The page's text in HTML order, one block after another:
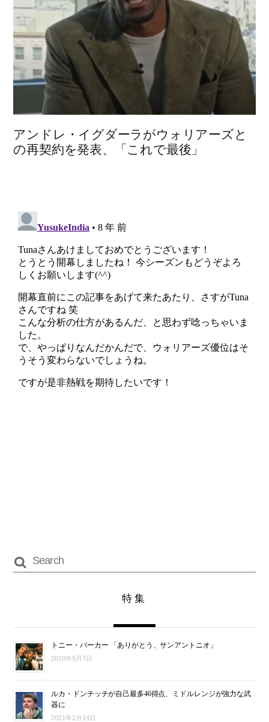
アンドレ・イグダーラがウォリアーズと
の再契約を発表、「これで最後」
特集
トニー・パーカー 「ありがとう、サンアントニオ」
2018年9月7日
ルカ・ドンチッチが自己最多46得点、ミドルレンジが強力な武
器に
2021年2月14日